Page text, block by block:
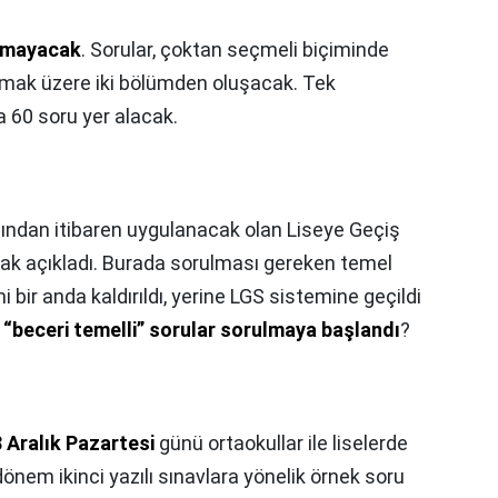
. Sorular, çoktan seçmeli biçiminde
üzere iki bölümden oluşacak. Tek
60 soru yer alacak.
itibaren uygulanacak olan Liseye Geçiş
açıkladı. Burada sorulması gereken temel
anda kaldırıldı, yerine LGS sistemine geçildi
temelli” sorular sorulmaya başlandı?
Aralık Pazartesi günü ortaokullar ile liselerde
ikinci yazılı sınavlara yönelik örnek soru